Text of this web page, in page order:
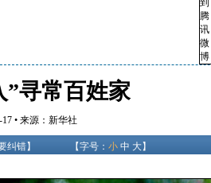
”寻常百姓家
17 • 来源：新华社
纠错】 【字号： 小 中 大】